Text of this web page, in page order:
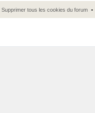
Supprimer tous les cookies du forum